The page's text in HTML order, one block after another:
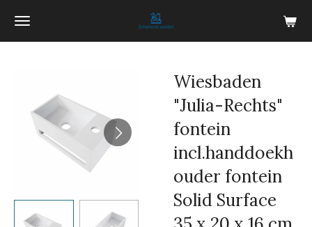
Ga
Wiesbaden
"Julia-Rechts"
fontein
incl.handdoekh
ouder fontein
Solid Surface